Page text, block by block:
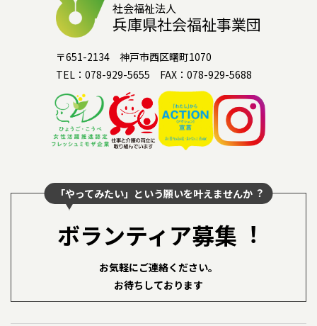
社会福祉法人
兵庫県社会福祉事業団
〒651-2134 神戸市西区曙町1070
TEL：078-929-5655 FAX：078-929-5688
「やってみたい」という願いを叶えませんか︖
ボランティア募集︕
お気軽にご連絡ください。
お待ちしております